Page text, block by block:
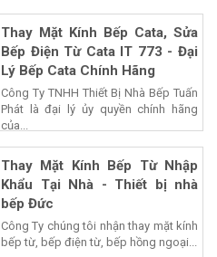
Thay Mặt Kính Bếp Cata, Sửa
Bếp Điện Từ Cata IT 773 - Đại
Lý Bếp Cata Chính Hãng
Công Ty TNHH Thiết Bị Nhà Bếp Tuấn
Phát là đại lý ủy quyền chính hãng
của...
Thay Mặt Kính Bếp Từ Nhập
Khẩu Tại Nhà - Thiết bị nhà
bếp Đức
Công Ty chúng tôi nhận thay mặt kính
bếp từ, bếp điện từ, bếp hồng ngoại...